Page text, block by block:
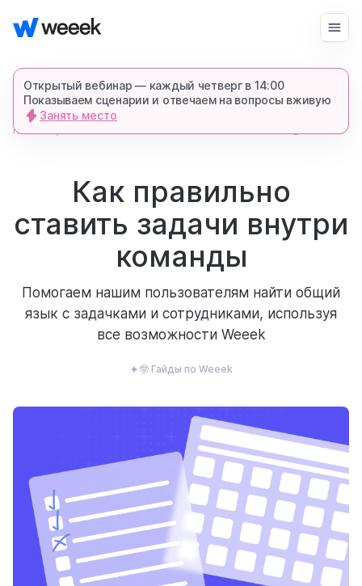
Открытый вебинар — каждый четверг в 14:00
Показываем сценарии и отвечаем на вопросы вживую
Занять место
продукт
блог
полезности и рассказы о приятном
запросить демонстрацию
Войти Начать бесплатно
главная блог 9452 5 мин.
Как правильно
ставить задачи внутри
команды
Помогаем нашим пользователям найти общий
язык с задачками и сотрудниками, используя
все возможности Weeek
🤓 Гайды по Weeek